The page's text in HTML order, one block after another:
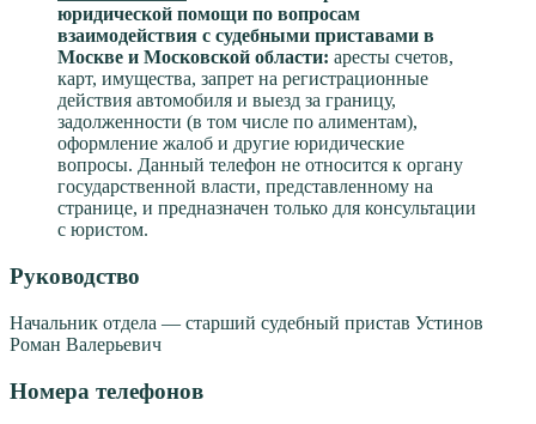
юридической помощи по вопросам
взаимодействия с судебными приставами в
Москве и Московской области: аресты счетов,
карт, имущества, запрет на регистрационные
действия автомобиля и выезд за границу,
задолженности (в том числе по алиментам),
оформление жалоб и другие юридические
вопросы. Данный телефон не относится к органу
государственной власти, представленному на
странице, и предназначен только для консультации
с юристом.
Руководство
Начальник отдела — старший судебный пристав Устинов
Роман Валерьевич
Номера телефонов